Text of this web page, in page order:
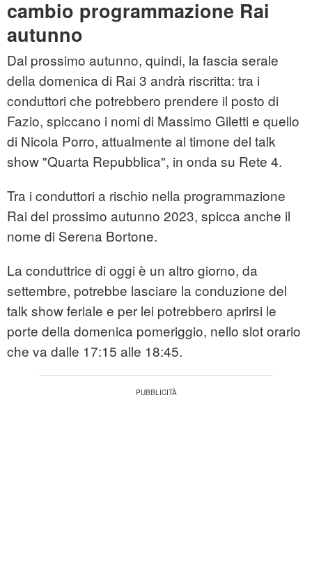
cambio programmazione Rai
autunno
Dal prossimo autunno, quindi, la fascia serale
della domenica di Rai 3 andrà riscritta: tra i
conduttori che potrebbero prendere il posto di
Fazio, spiccano i nomi di Massimo Giletti e quello
di Nicola Porro, attualmente al timone del talk
show "Quarta Repubblica", in onda su Rete 4.
Tra i conduttori a rischio nella programmazione
Rai del prossimo autunno 2023, spicca anche il
nome di Serena Bortone.
La conduttrice di oggi è un altro giorno, da
settembre, potrebbe lasciare la conduzione del
talk show feriale e per lei potrebbero aprirsi le
porte della domenica pomeriggio, nello slot orario
che va dalle 17:15 alle 18:45.